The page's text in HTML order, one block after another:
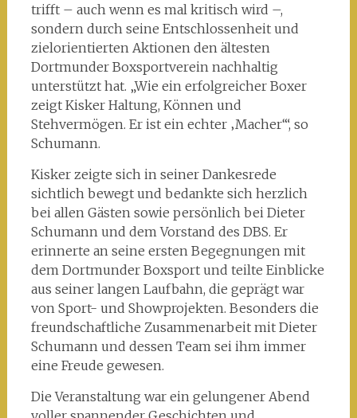
trifft – auch wenn es mal kritisch wird –,
sondern durch seine Entschlossenheit und
zielorientierten Aktionen den ältesten
Dortmunder Boxsportverein nachhaltig
unterstützt hat. „Wie ein erfolgreicher Boxer
zeigt Kisker Haltung, Können und
Stehvermögen. Er ist ein echter ‚Macher‘“, so
Schumann.
Kisker zeigte sich in seiner Dankesrede
sichtlich bewegt und bedankte sich herzlich
bei allen Gästen sowie persönlich bei Dieter
Schumann und dem Vorstand des DBS. Er
erinnerte an seine ersten Begegnungen mit
dem Dortmunder Boxsport und teilte Einblicke
aus seiner langen Laufbahn, die geprägt war
von Sport- und Showprojekten. Besonders die
freundschaftliche Zusammenarbeit mit Dieter
Schumann und dessen Team sei ihm immer
eine Freude gewesen.
Die Veranstaltung war ein gelungener Abend